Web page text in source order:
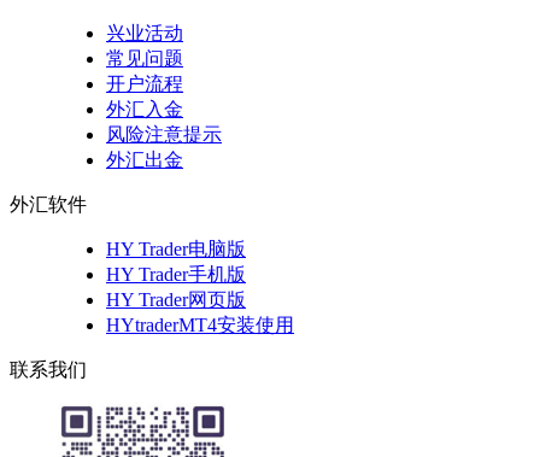
兴业活动
常见问题
开户流程
外汇入金
风险注意提示
外汇出金
外汇软件
HY Trader电脑版
HY Trader手机版
HY Trader网页版
HYtraderMT4安装使用
联系我们